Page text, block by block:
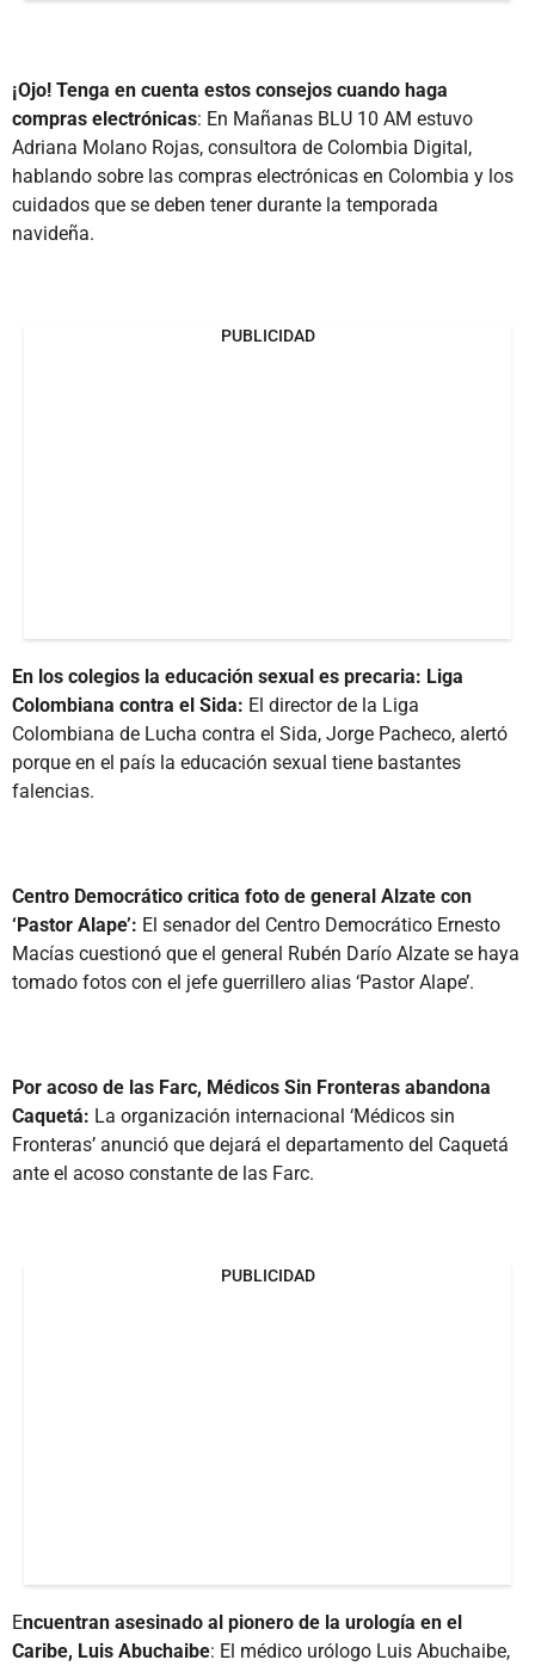
¡Ojo! Tenga en cuenta estos consejos cuando haga
compras electrónicas: En Mañanas BLU 10 AM estuvo
Adriana Molano Rojas, consultora de Colombia Digital,
hablando sobre las compras electrónicas en Colombia y los
cuidados que se deben tener durante la temporada
navideña.
PUBLICIDAD
En los colegios la educación sexual es precaria: Liga
Colombiana contra el Sida: El director de la Liga
Colombiana de Lucha contra el Sida, Jorge Pacheco, alertó
porque en el país la educación sexual tiene bastantes
falencias.
Centro Democrático critica foto de general Alzate con
‘Pastor Alape’: El senador del Centro Democrático Ernesto
Macías cuestionó que el general Rubén Darío Alzate se haya
tomado fotos con el jefe guerrillero alias ‘Pastor Alape’.
Por acoso de las Farc, Médicos Sin Fronteras abandona
Caquetá: La organización internacional ‘Médicos sin
Fronteras’ anunció que dejará el departamento del Caquetá
ante el acoso constante de las Farc.
PUBLICIDAD
Encuentran asesinado al pionero de la urología en el
Caribe, Luis Abuchaibe: El médico urólogo Luis Abuchaibe,